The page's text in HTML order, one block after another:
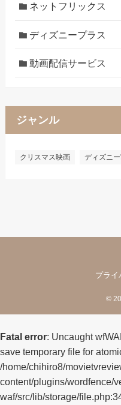
ネットフリックス
ディズニープラス
動画配信サービス
ジャンル
クリスマス映画 ディズニ
プライ
©
Fatal error: Uncaught
save temporary file for
/home/chihiro8/
content/plugins/wordfence/
waf/src/lib/storage/